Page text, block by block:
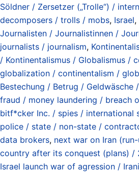
Söldner / Zersetzer („Trolle“) /
decomposers / trolls / mobs, Israel,
Journalisten / Journalistinnen /
journalists / journalism,
/ Kontinentalismus / Globalismus /
globalization / continentalism /
Bestechung / Betrug /
fraud / money laundering / breach
bitf*cker Inc. / spies / international
police / state / non-state /
data brokers, next war on Iran
country after its conquest (plans) /
Israel launch war of agression /